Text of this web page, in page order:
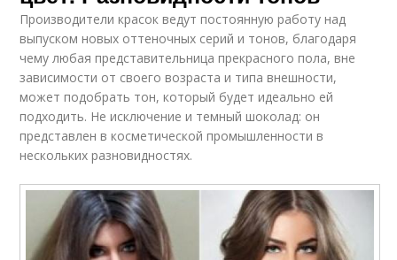
Производители красок ведут постоянную работу над
выпуском новых оттеночных серий и тонов, благодаря
чему любая представительница прекрасного пола, вне
зависимости от своего возраста и типа внешности,
может подобрать тон, который будет идеально ей
подходить. Не исключение и темный шоколад: он
представлен в косметической промышленности в
нескольких разновидностях.